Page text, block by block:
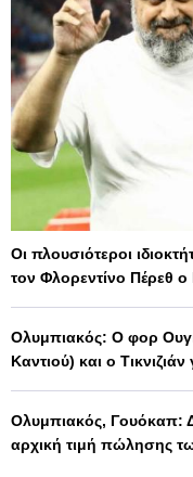
Οι πλουσιότεροι
τον Φλορεντίνο Πέρεθ
Ολυμπιακός: Ο φορ
Καντιού) και ο
Ολυμπιακός, Γουόκαπ:
αρχική τιμή πώλησης